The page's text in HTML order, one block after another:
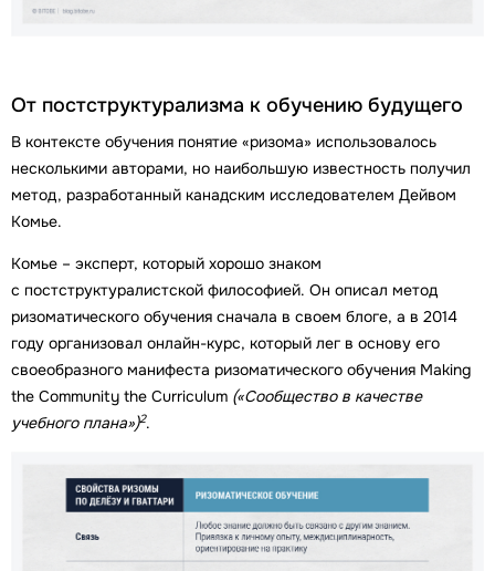
От постструктурализма к обучению будущего
В контексте обучения понятие «ризома» использовалось
несколькими авторами, но наибольшую известность получил
метод, разработанный канадским исследователем Дейвом
Комье.
Комье – эксперт, который хорошо знаком
с постструктуралистской философией. Он описал метод
ризоматического обучения сначала в своем блоге, а в 2014
году организовал онлайн-курс, который лег в основу его
своеобразного манифеста ризоматического обучения Making
the Community the Curriculum («Сообщество в качестве
учебного плана»)2.